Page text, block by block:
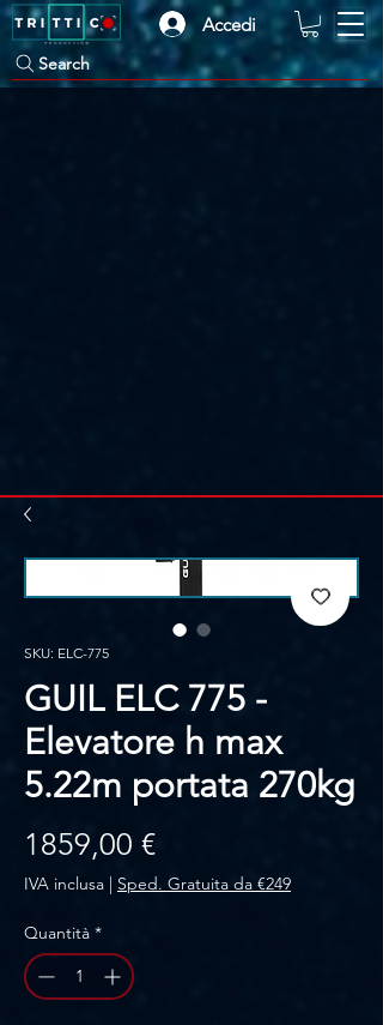
Accedi
Search
SKU: ELC-775
GUIL ELC 775 -
Elevatore h max
5.22m portata 270kg
1859,00 €Prezzo
IVA inclusa | Sped. Gratuita da €249
Quantità *